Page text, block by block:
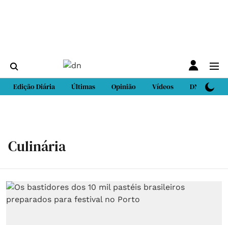
Edição Diária Últimas Opinião Vídeos DN Sport
Culinária